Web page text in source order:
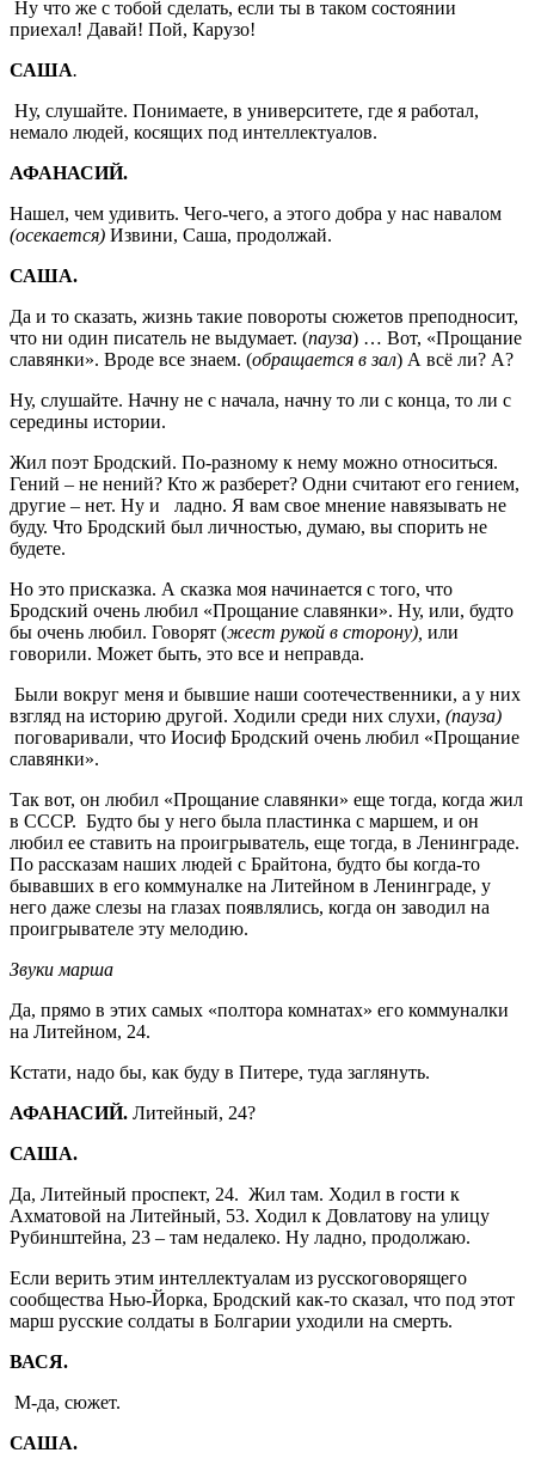
Ну что же с тобой сделать, если ты в таком состоянии
приехал! Давай! Пой, Карузо!
САША.
Ну, слушайте. Понимаете, в университете, где я работал,
немало людей, косящих под интеллектуалов.
АФАНАСИЙ.
Нашел, чем удивить. Чего-чего, а этого добра у нас навалом
(осекается) Извини, Саша, продолжай.
САША.
Да и то сказать, жизнь такие повороты сюжетов преподносит,
что ни один писатель не выдумает. (пауза) … Вот, «Прощание
славянки». Вроде все знаем. (обращается в зал) А всё ли? А?
Ну, слушайте. Начну не с начала, начну то ли с конца, то ли с
середины истории.
Жил поэт Бродский. По-разному к нему можно относиться.
Гений – не нений? Кто ж разберет? Одни считают его гением,
другие – нет. Ну и ладно. Я вам свое мнение навязывать не
буду. Что Бродский был личностью, думаю, вы спорить не
будете.
Но это присказка. А сказка моя начинается с того, что
Бродский очень любил «Прощание славянки». Ну, или, будто
бы очень любил. Говорят (жест рукой в сторону), или
говорили. Может быть, это все и неправда.
Были вокруг меня и бывшие наши соотечественники, а у них
взгляд на историю другой. Ходили среди них слухи, (пауза)
поговаривали, что Иосиф Бродский очень любил «Прощание
славянки».
Так вот, он любил «Прощание славянки» еще тогда, когда жил
в СССР. Будто бы у него была пластинка с маршем, и он
любил ее ставить на проигрыватель, еще тогда, в Ленинграде.
По рассказам наших людей с Брайтона, будто бы когда-то
бывавших в его коммуналке на Литейном в Ленинграде, у
него даже слезы на глазах появлялись, когда он заводил на
проигрывателе эту мелодию.
Звуки марша
Да, прямо в этих самых «полтора комнатах» его коммуналки
на Литейном, 24.
Кстати, надо бы, как буду в Питере, туда заглянуть.
АФАНАСИЙ. Литейный, 24?
САША.
Да, Литейный проспект, 24. Жил там. Ходил в гости к
Ахматовой на Литейный, 53. Ходил к Довлатову на улицу
Рубинштейна, 23 – там недалеко. Ну ладно, продолжаю.
Если верить этим интеллектуалам из русскоговорящего
сообщества Нью-Йорка, Бродский как-то сказал, что под этот
марш русские солдаты в Болгарии уходили на смерть.
ВАСЯ.
М-да, сюжет.
САША.